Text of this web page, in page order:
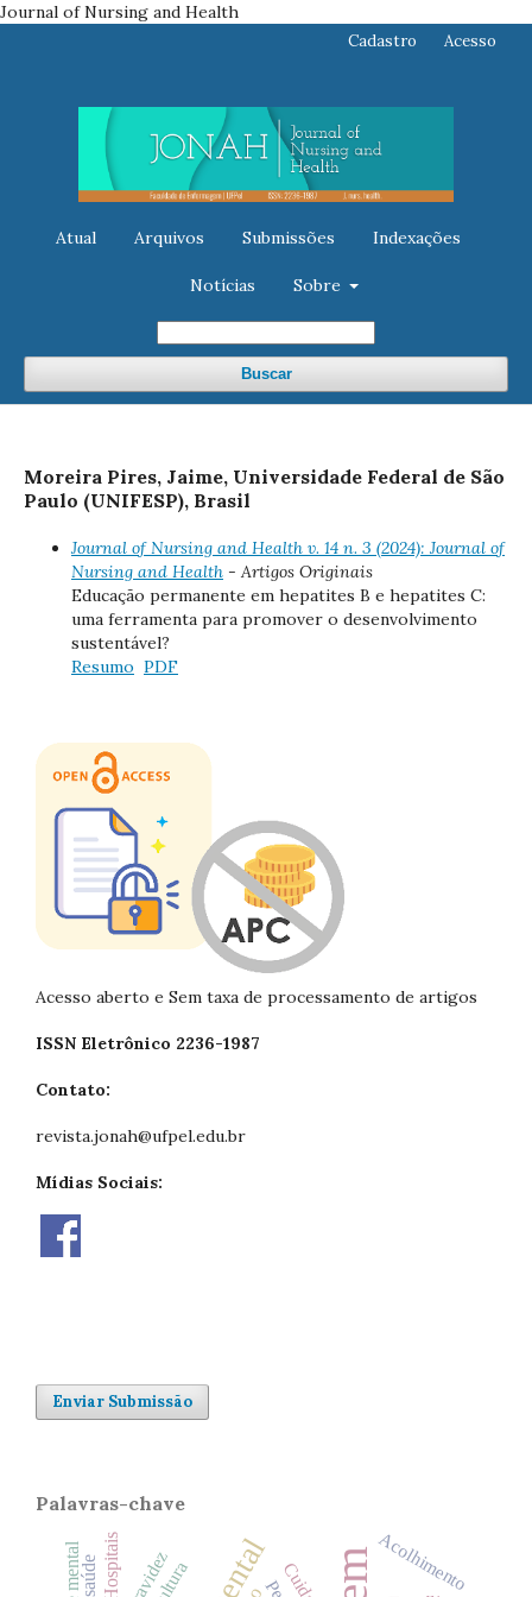
Journal of Nursing and Health
Atual Arquivos Submissões Indexações
Notícias Sobre
Buscar
Cadastro Acesso
Moreira Pires, Jaime, Universidade Federal de São
Paulo (UNIFESP), Brasil
Journal of Nursing and Health v. 14 n. 3 (2024): Journal of
Nursing and Health - Artigos Originais
Educação permanente em hepatites B e hepatites C:
uma ferramenta para promover o desenvolvimento
sustentável?
Resumo PDF
Acesso aberto e Sem taxa de processamento de artigos
ISSN Eletrônico 2236-1987
Contato:
revista.jonah@ufpel.edu.br
Mídias Sociais:
Enviar Submissão
Palavras-chave
Gravidez Acolhimento
Hospitais